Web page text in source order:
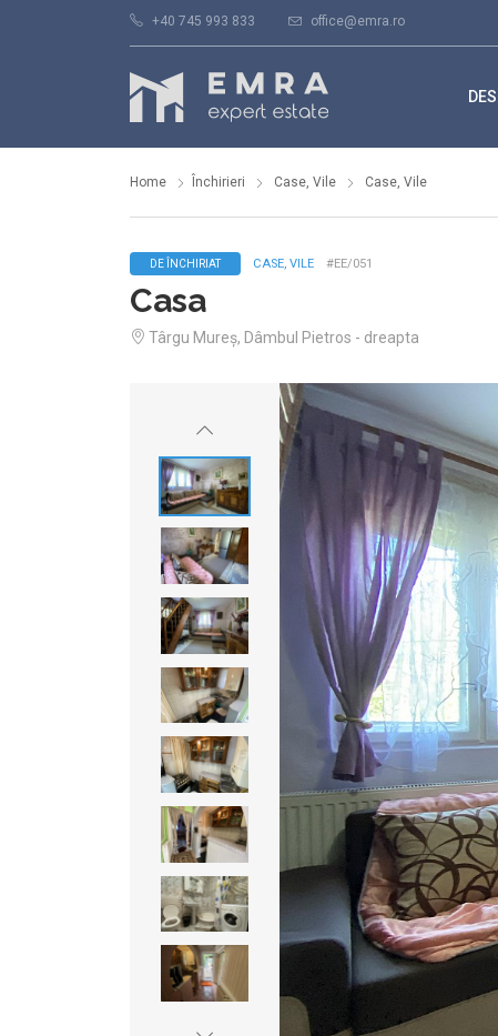
+40 745 993 833 office@emra.ro
Home Închirieri Case, Vile Case, Vile
DE ÎNCHIRIAT CASE, VILE #EE/051
Casa
Târgu Mureș, Dâmbul Pietros - dreapta